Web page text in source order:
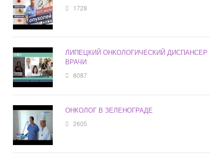
1728
ЛИПЕЦКИЙ ОНКОЛОГИЧЕСКИЙ ДИСПАНСЕР
ВРАЧИ
8087
ОНКОЛОГ В ЗЕЛЕНОГРАДЕ
2605